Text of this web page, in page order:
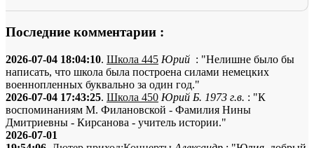
Последние комментарии :
2026-07-04 18:04:10. Школа 445 Юрий : "Нелишне было бы
написать, что школа была построена силами немецких
военнопленных буквально за один год."
2026-07-04 17:43:25. Школа 450 Юрий Б. 1973 г.в. : "К
воспоминаниям М. Филановской - Фамилия Нины
Дмитриевны - Кирсанова - учитель истории."
2026-07-01